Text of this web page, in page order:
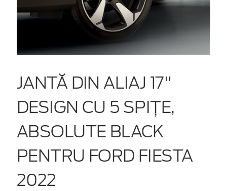
JANTĂ DIN ALIAJ 17"
DESIGN CU 5 SPIȚE,
ABSOLUTE BLACK
PENTRU FORD FIESTA
2022